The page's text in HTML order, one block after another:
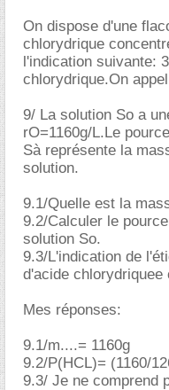
On dispose d'une
chlorydrique
l'indication suivante:
chlorydrique.On
9/ La solution So a
rO=1160g/L.Le
Sà représente la
solution.
9.1/Quelle est la
9.2/Calculer le
solution So.
9.3/L'indication de
d'acide
Mes réponses:
9.1/m....= 1160g
9.2/P(HCL)= (1160/
9.3/ Je ne comprend